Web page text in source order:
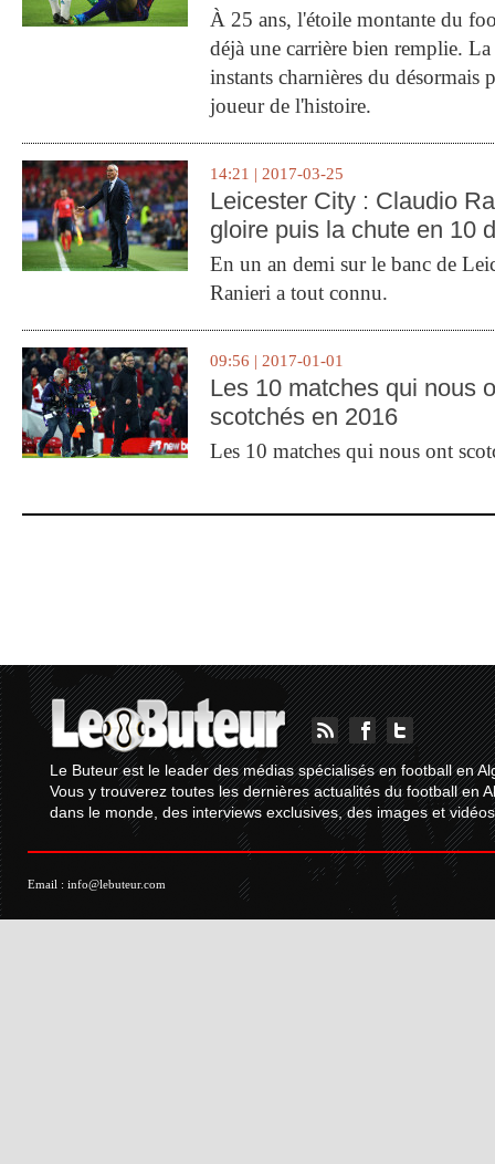
À 25 ans, l'étoile montante du
déjà une carrière bien remplie.
instants charnières du désormais
joueur de l'histoire.
14:21 | 2017-03-25
Leicester City : Claudio
gloire puis la chute en 10
En un an demi sur le banc de
Ranieri a tout connu.
09:56 | 2017-01-01
Les 10 matches qui nous
scotchés en 2016
Les 10 matches qui nous ont
Le Buteur est le leader des médias spécialisés en football en
Vous y trouverez toutes les dernières actualités du football en
dans le monde, des interviews exclusives, des images et
Email : info@lebuteur.com